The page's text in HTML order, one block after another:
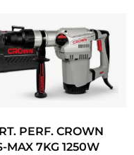
PERF. CROWN
MAX 7KG 1250W